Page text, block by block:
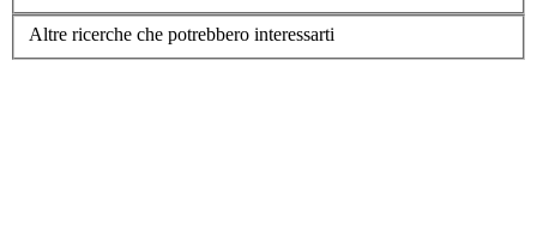
Altre ricerche che potrebbero interessarti